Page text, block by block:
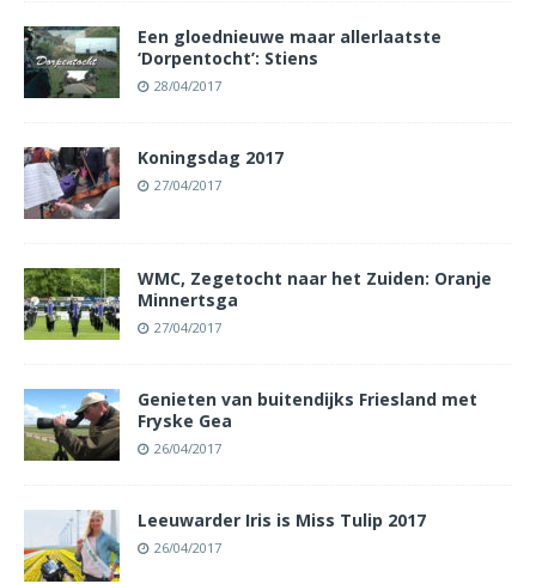
Een gloednieuwe maar allerlaatste
‘Dorpentocht’: Stiens
28/04/2017
Koningsdag 2017
27/04/2017
WMC, Zegetocht naar het Zuiden: Oranje
Minnertsga
27/04/2017
Genieten van buitendijks Friesland met
Fryske Gea
26/04/2017
Leeuwarder Iris is Miss Tulip 2017
26/04/2017